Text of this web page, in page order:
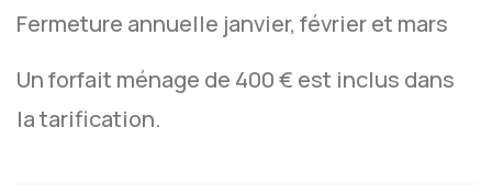
Fermeture annuelle janvier, février et mars
Un forfait ménage de 400 € est inclus dans
la tarification.